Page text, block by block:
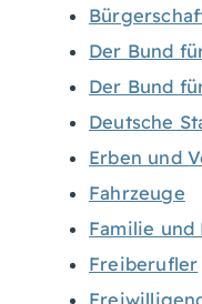
Der Bund
Der Bund
Deutsche
Erben und
Fahrzeuge
Familie und
Freiberufler